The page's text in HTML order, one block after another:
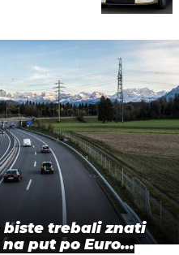
biste trebali znati
put po Euro…